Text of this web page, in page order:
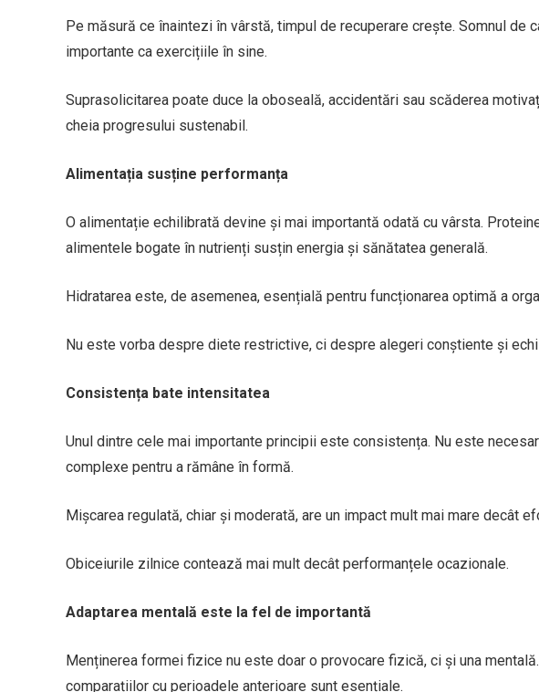
Pe măsură ce înaintezi în vârstă, timpul de recuperare crește. Somnul de
importante ca exercițiile în sine.
Suprasolicitarea poate duce la oboseală, accidentări sau scăderea
cheia progresului sustenabil.
Alimentația susține performanța
O alimentație echilibrată devine și mai importantă odată cu vârsta.
alimentele bogate în nutrienți susțin energia și sănătatea generală.
Hidratarea este, de asemenea, esențială pentru funcționarea optimă a
Nu este vorba despre diete restrictive, ci despre alegeri conștiente și
Consistența bate intensitatea
Unul dintre cele mai importante principii este consistența. Nu este
complexe pentru a rămâne în formă.
Mișcarea regulată, chiar și moderată, are un impact mult mai mare decât
Obiceiurile zilnice contează mai mult decât performanțele ocazionale.
Adaptarea mentală este la fel de importantă
Menținerea formei fizice nu este doar o provocare fizică, ci și una
comparațiilor cu perioadele anterioare sunt esențiale.